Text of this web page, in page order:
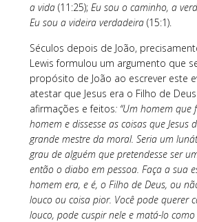
a vida(11:25); Eu sou o caminho, a
Eu sou a videira verdadeira(15:1).
Séculos depois de João,
Lewis formulou um argumento que
propósito de João ao escrever este
atestar que Jesus era o Filho de
afirmações e feitos: “Um homem que
homem e dissesse as coisas que Jesus
grande mestre da moral. Seria um
grau de alguém que pretendesse ser
então o diabo em pessoa. Faça a sua
homem era, e é, o Filho de Deus, ou
louco ou coisa pior. Você pode querer
louco, pode cuspir nele e matá-lo